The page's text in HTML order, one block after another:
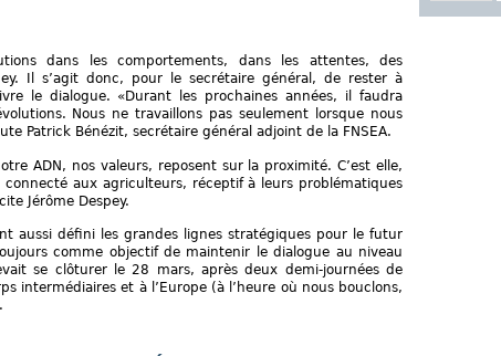
dans les comportements, dans les attentes, des
Il s’agit donc, pour le secrétaire général, de rester à
le dialogue. «Durant les prochaines années, il faudra
Nous ne travaillons pas seulement lorsque nous
Patrick Bénézit, secrétaire général adjoint de la FNSEA.
ADN, nos valeurs, reposent sur la proximité. C’est elle,
aux agriculteurs, réceptif à leurs problématiques
Jérôme Despey.
aussi défini les grandes lignes stratégiques pour le futur
comme objectif de maintenir le dialogue au niveau
se clôturer le 28 mars, après deux demi-journées de
intermédiaires et à l’Europe (à l’heure où nous bouclons,